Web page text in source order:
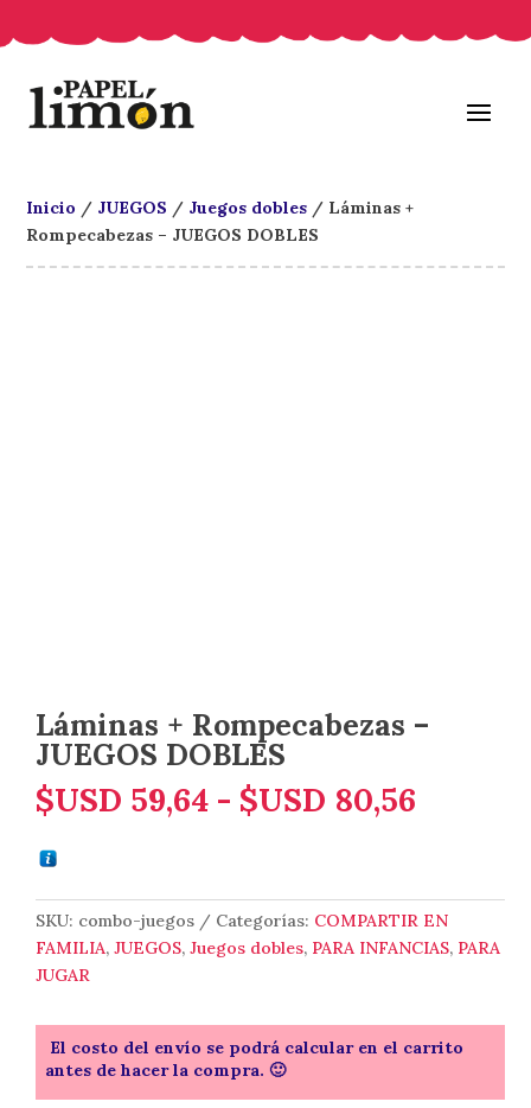
Inicio / JUEGOS / Juegos dobles / Láminas +
Rompecabezas – JUEGOS DOBLES
Láminas + Rompecabezas –
JUEGOS DOBLES
$USD 59,64 - $USD 80,56
desde
$USD
hasta
SKU: combo-juegos Categorías: COMPARTIR EN
FAMILIA,JUEGOS,Juegos dobles, PARA INFANCIAS, PARA
JUGAR
El costo del envío se podrá calcular en el carrito
antes de hacer la compra. 🙂